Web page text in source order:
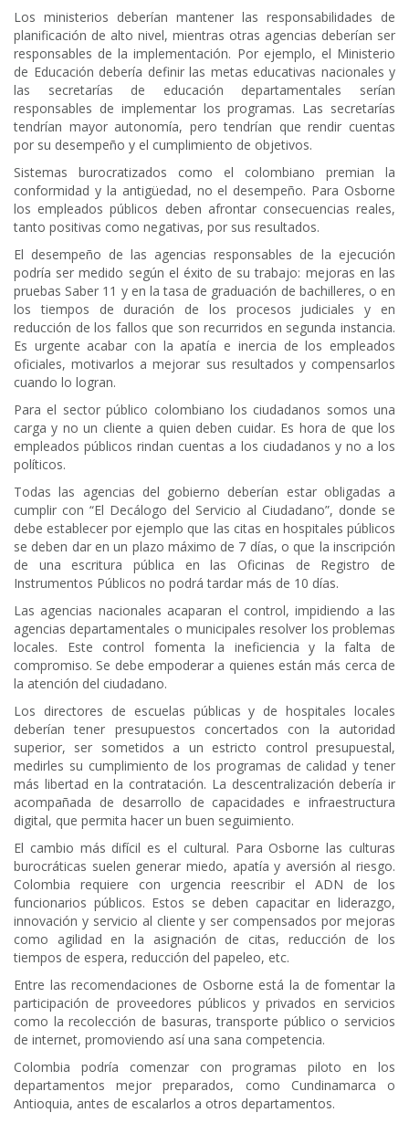
Los ministerios deberían mantener las responsabilidades de
planificación de alto nivel, mientras otras agencias deberían ser
responsables de la implementación. Por ejemplo, el Ministerio
de Educación debería definir las metas educativas nacionales y
las secretarías de educación departamentales serían
responsables de implementar los programas. Las secretarías
tendrían mayor autonomía, pero tendrían que rendir cuentas
por su desempeño y el cumplimiento de objetivos.
Sistemas burocratizados como el colombiano premian la
conformidad y la antigüedad, no el desempeño. Para Osborne
los empleados públicos deben afrontar consecuencias reales,
tanto positivas como negativas, por sus resultados.
El desempeño de las agencias responsables de la ejecución
podría ser medido según el éxito de su trabajo: mejoras en las
pruebas Saber 11 y en la tasa de graduación de bachilleres, o en
los tiempos de duración de los procesos judiciales y en
reducción de los fallos que son recurridos en segunda instancia.
Es urgente acabar con la apatía e inercia de los empleados
oficiales, motivarlos a mejorar sus resultados y compensarlos
cuando lo logran.
Para el sector público colombiano los ciudadanos somos una
carga y no un cliente a quien deben cuidar. Es hora de que los
empleados públicos rindan cuentas a los ciudadanos y no a los
políticos.
Todas las agencias del gobierno deberían estar obligadas a
cumplir con “El Decálogo del Servicio al Ciudadano”, donde se
debe establecer por ejemplo que las citas en hospitales públicos
se deben dar en un plazo máximo de 7 días, o que la inscripción
de una escritura pública en las Oficinas de Registro de
Instrumentos Públicos no podrá tardar más de 10 días.
Las agencias nacionales acaparan el control, impidiendo a las
agencias departamentales o municipales resolver los problemas
locales. Este control fomenta la ineficiencia y la falta de
compromiso. Se debe empoderar a quienes están más cerca de
la atención del ciudadano.
Los directores de escuelas públicas y de hospitales locales
deberían tener presupuestos concertados con la autoridad
superior, ser sometidos a un estricto control presupuestal,
medirles su cumplimiento de los programas de calidad y tener
más libertad en la contratación. La descentralización debería ir
acompañada de desarrollo de capacidades e infraestructura
digital, que permita hacer un buen seguimiento.
El cambio más difícil es el cultural. Para Osborne las culturas
burocráticas suelen generar miedo, apatía y aversión al riesgo.
Colombia requiere con urgencia reescribir el ADN de los
funcionarios públicos. Estos se deben capacitar en liderazgo,
innovación y servicio al cliente y ser compensados por mejoras
como agilidad en la asignación de citas, reducción de los
tiempos de espera, reducción del papeleo, etc.
Entre las recomendaciones de Osborne está la de fomentar la
participación de proveedores públicos y privados en servicios
como la recolección de basuras, transporte público o servicios
de internet, promoviendo así una sana competencia.
Colombia podría comenzar con programas piloto en los
departamentos mejor preparados, como Cundinamarca o
Antioquia, antes de escalarlos a otros departamentos.